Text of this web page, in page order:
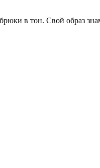
в тон. Свой образ